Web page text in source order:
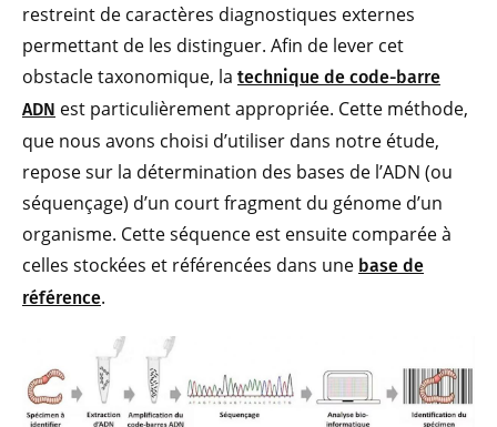
restreint de caractères diagnostiques externes
permettant de les distinguer. Afin de lever cet
obstacle taxonomique, la technique de code-barre
ADN est particulièrement appropriée. Cette méthode,
que nous avons choisi d’utiliser dans notre étude,
repose sur la détermination des bases de l’ADN (ou
séquençage) d’un court fragment du génome d’un
organisme. Cette séquence est ensuite comparée à
celles stockées et référencées dans une base de
référence.